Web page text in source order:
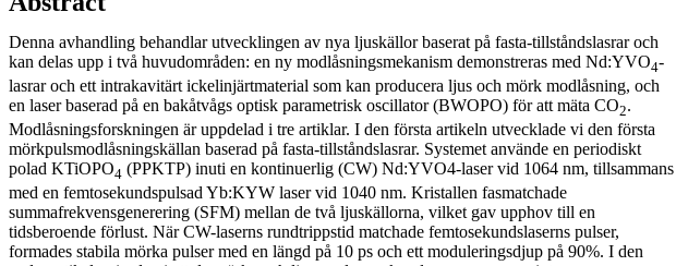
Denna avhandling behandlar utvecklingen av nya ljuskällor baserat på fasta-tillståndslasrar och
kan delas upp i två huvudområden: en ny modlåsningsmekanism demonstreras med Nd:YVO4-
lasrar och ett intrakavitärt ickelinjärtmaterial som kan producera ljus och mörk modlåsning, och
en laser baserad på en bakåtvågs optisk parametrisk oscillator (BWOPO) för att mäta CO2.
Modlåsningsforskningen är uppdelad i tre artiklar. I den första artikeln utvecklade vi den första
mörkpulsmodlåsningskällan baserad på fasta-tillståndslasrar. Systemet använde en periodiskt
polad KTiOPO4 (PPKTP) inuti en kontinuerlig (CW) Nd:YVO4-laser vid 1064 nm, tillsammans
med en femtosekundspulsad Yb:KYW laser vid 1040 nm. Kristallen fasmatchade
summafrekvensgenerering (SFM) mellan de två ljuskällorna, vilket gav upphov till en
tidsberoende förlust. När CW-laserns rundtrippstid matchade femtosekundslaserns pulser,
formades stabila mörka pulser med en längd på 10 ps och ett moduleringsdjup på 90%. I den